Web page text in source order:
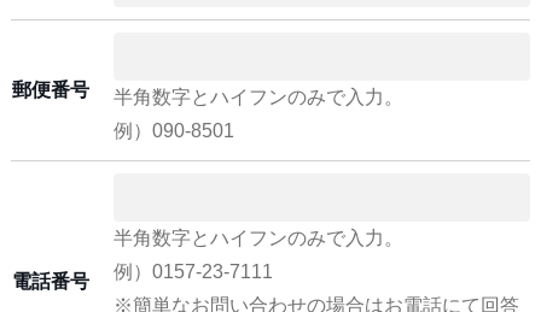
郵便番号
半角数字とハイフンのみで入力。
例）090-8501
電話番号
半角数字とハイフンのみで入力。
例）0157-23-7111
※簡単なお問い合わせの場合はお電話にて回答